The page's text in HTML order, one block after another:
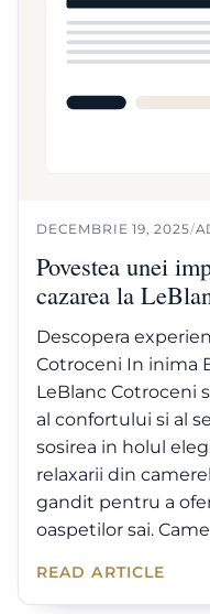
DECEMBRIE 19, 2025/
Povestea unei
cazarea la
Descopera
Cotroceni In inima
LeBlanc Cotroceni
al confortului si al
sosirea in holul
relaxarii din
gandit pentru a
oaspetilor sai.
READ ARTICLE